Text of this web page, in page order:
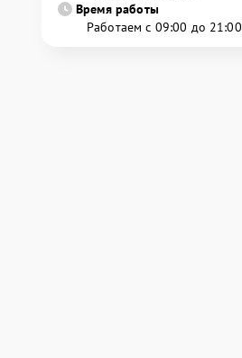
Время работы
Работаем с 09:00 до 21:00